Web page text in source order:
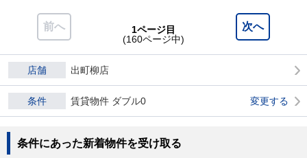
前へ 次へ
1ページ目
(160ページ中)
店舗 出町柳店
条件 賃貸物件 ダブル0 変更する
条件にあった新着物件を受け取る